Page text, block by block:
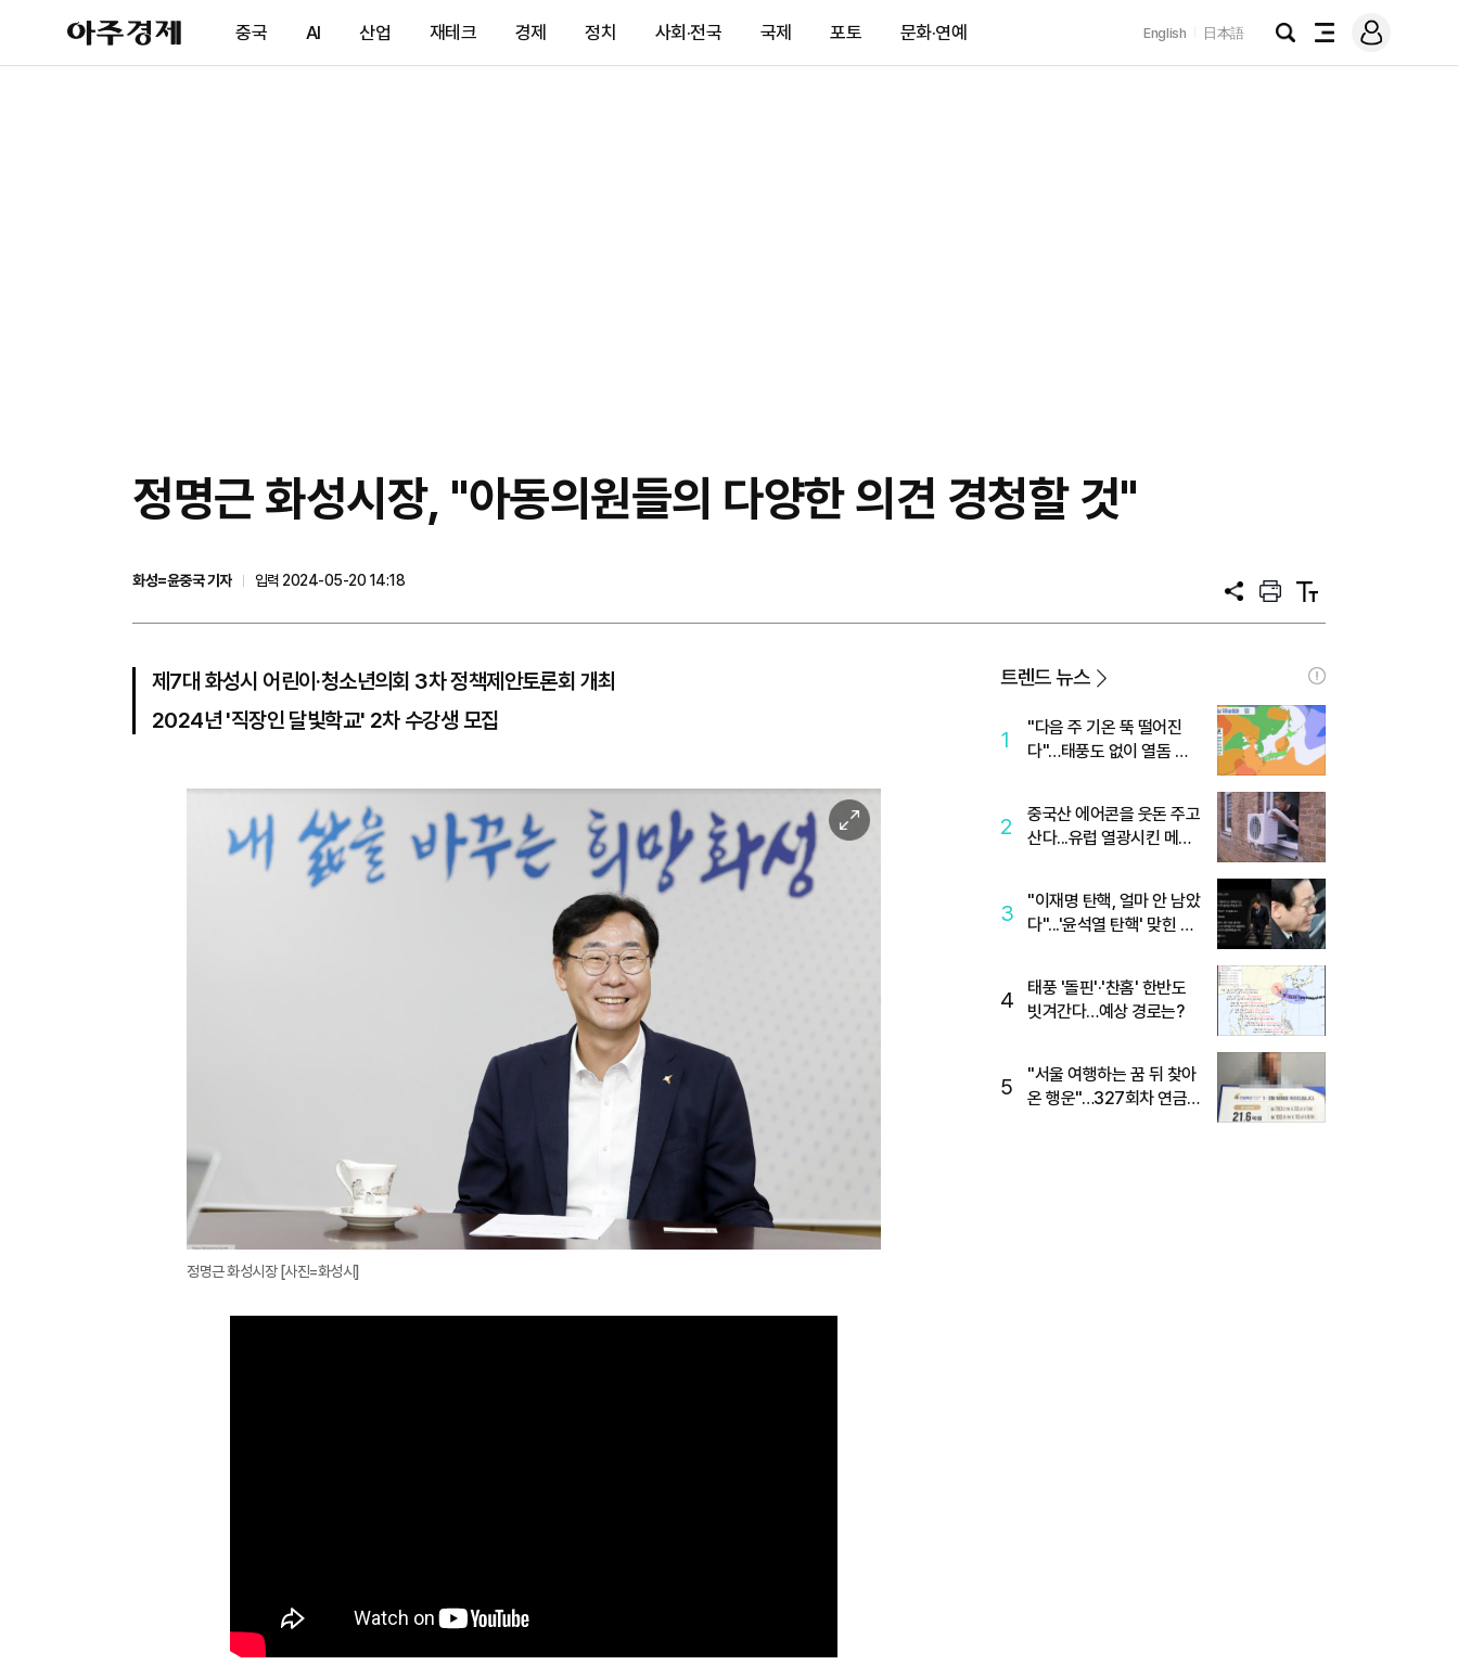
아
주
제
중국 AI 산업 재테크 경제 정치 사회·전국 국제 포토 문화·연예 English 日本語
검
전
메
그
정명근 화성시장, "아동의원들의 다양한 의견 경청할 것"
화성=윤중국 기자
입력 2024-05-20 14:18
공
프
트
텍
트
제7대 화성시 어린이·청소년의회 3차 정책제안토론회 개최
2024년 '직장인 달빛학교' 2차 수강생 모집
이
미
정명근 화성시장 [사진=화성시]
트렌드 뉴스
1
"다음 주 기온 뚝 떨어진
다"…태풍도 없이 열돔 박
2
중국산 에어콘을 웃돈 주고
산다...유럽 열광시킨 메이
3
"이재명 탄핵, 얼마 안 남았
다"...'윤석열 탄핵' 맞힌 무
4
태풍 '돌핀'·'찬홈' 한반도
빗겨간다…예상 경로는?
5
"서울 여행하는 꿈 뒤 찾아
온 행운"…327회차 연금